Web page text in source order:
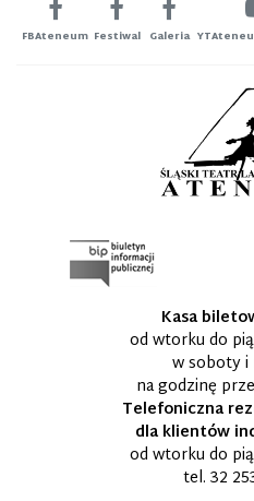
FBAteneum Festiwal Galeria
Kasa
od wtorku do
w soboty i
na godzinę
Telefoniczna
dla klientów
od wtorku do
tel. 32